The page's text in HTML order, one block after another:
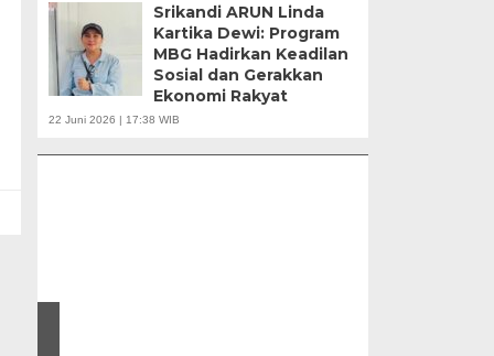
Srikandi ARUN Linda
Kartika Dewi: Program
MBG Hadirkan Keadilan
Sosial dan Gerakkan
Ekonomi Rakyat
22 Juni 2026 | 17:38 WIB
APBD Tahun 2025 Anggarkan Rp200 Miliar |